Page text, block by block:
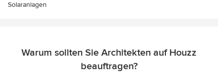
Solaranlagen
Warum sollten Sie Architekten auf Houzz
beauftragen?